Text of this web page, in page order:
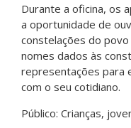
Durante a oficina, os
a oportunidade de
constelações do
nomes dados às
representações para
com o seu cotidiano.
Público: Crianças,